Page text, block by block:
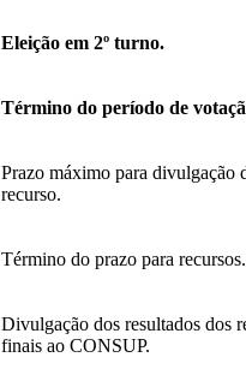
Eleição em 2º turno.
Término do período de
Prazo máximo para divulgação
recurso.
Término do prazo para recursos.
Divulgação dos resultados dos
finais ao CONSUP.